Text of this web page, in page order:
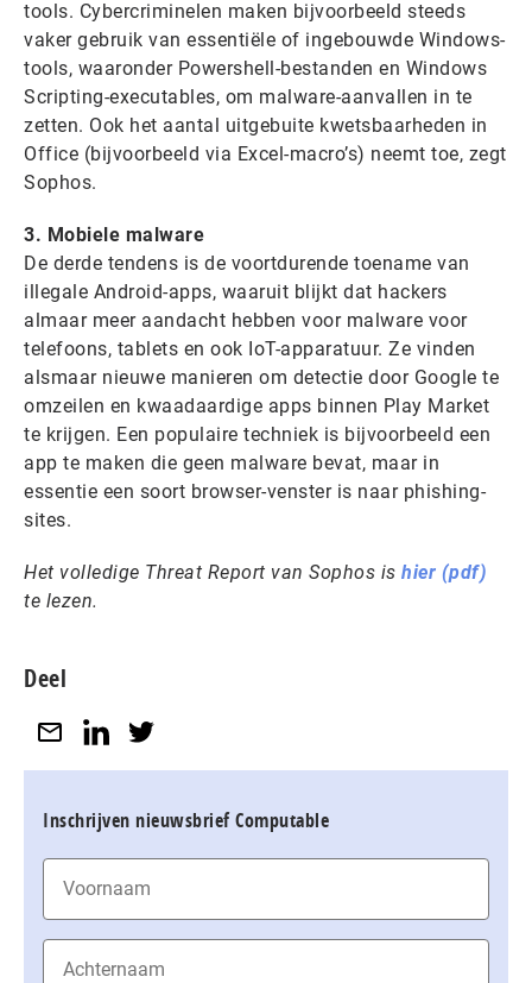
tools. Cybercriminelen maken bijvoorbeeld steeds
vaker gebruik van essentiële of ingebouwde Windows-
tools, waaronder Powershell-bestanden en Windows
Scripting-executables, om malware-aanvallen in te
zetten. Ook het aantal uitgebuite kwetsbaarheden in
Office (bijvoorbeeld via Excel-macro’s) neemt toe, zegt
Sophos.
3. Mobiele malware
De derde tendens is de voortdurende toename van
illegale Android-apps, waaruit blijkt dat hackers
almaar meer aandacht hebben voor malware voor
telefoons, tablets en ook IoT-apparatuur. Ze vinden
alsmaar nieuwe manieren om detectie door Google te
omzeilen en kwaadaardige apps binnen Play Market
te krijgen. Een populaire techniek is bijvoorbeeld een
app te maken die geen malware bevat, maar in
essentie een soort browser-venster is naar phishing-
sites.
Het volledige Threat Report van Sophos is hier (pdf)
te lezen.
Deel
Inschrijven nieuwsbrief Computable